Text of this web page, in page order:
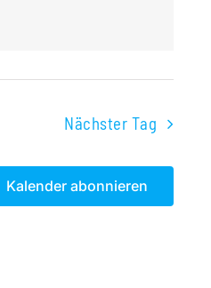
Nächster Tag
Kalender abonnieren